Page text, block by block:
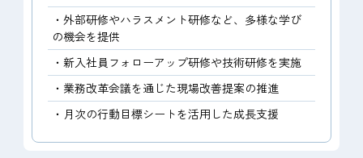
・外部研修やハラスメント研修など、多様な学び
の機会を提供
・新入社員フォローアップ研修や技術研修を実施
・業務改革会議を通じた現場改善提案の推進
・月次の行動目標シートを活用した成長支援